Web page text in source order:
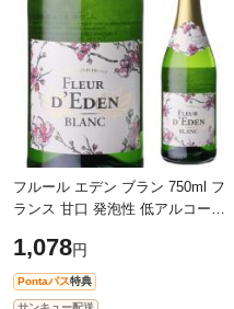
フルール エデン ブラン 750ml フ
ランス 甘口 発泡性 低アルコール
1,078円
Pontaパス特典